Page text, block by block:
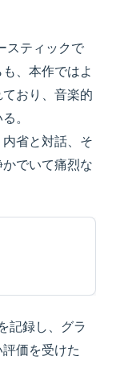
スティックで
、本作ではよ
おり、音楽的
。
省と対話、そ
でいて痛烈な
記録し、グラ
価を受けた